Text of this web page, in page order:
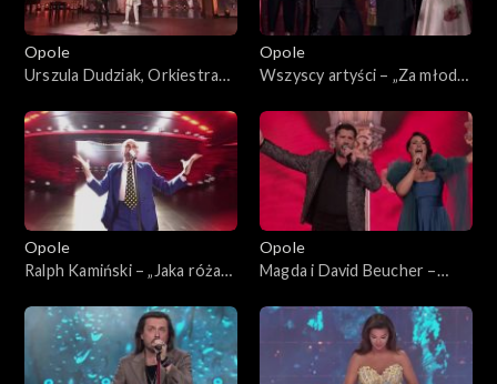
Opole
Urszula Dudziak, Orkiestra
medley instrumentalny. 62.
KFPP: „Małe tęsknoty –
koncert pamięci Wojciecha
Trzcińskiego”
Opole
Wszyscy artyści – „Za młodzi,
Koncert „Trzy ćwiartki Jacka
Cygana”
Opole
Ralph Kamiński – „Jaka róża
Koncert „Trzy ćwiartki Jacka
Cygana”
Opole
Magda i David Beucher –
Koncert „Trzy ćwiartki Jacka
Cygana”